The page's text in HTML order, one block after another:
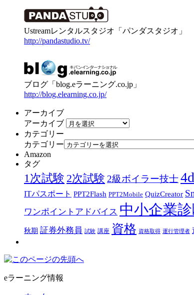
Ustreamレンタルスタジオ「パンダスタジオ」
http://pandastudio.tv/
ブログ「blog.eラーニング.co.jp」
http://blog.elearning.co.jp/
アーカイブ
アーカイブ
カテゴリー
カテゴリー
Amazon
タグ
1次試験 2次試験 2級ボイラー技士
ITパスポート PPT2Flash PPT2Mobile QuizCreator
ワンポイントアドバイス 中小企業
秋期 証券外務員 試験 講座 資格 資格取得 運行管理者
eラーニング情報